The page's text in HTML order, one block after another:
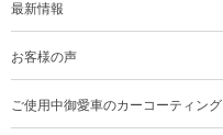
最新情報
お客様の声
ご使用中御愛車のカーコーティング